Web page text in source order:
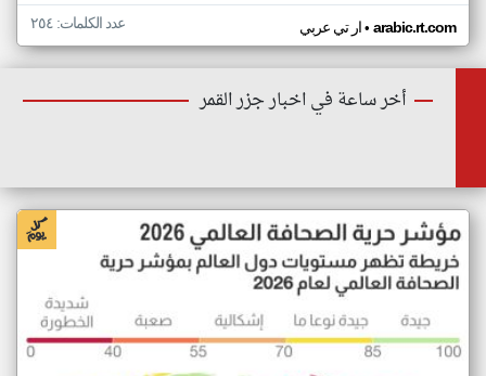
ار تي عربي• arabic.rt.com عدد الكلمات: ٢٥٤
أخر ساعة في اخبار جزر القمر